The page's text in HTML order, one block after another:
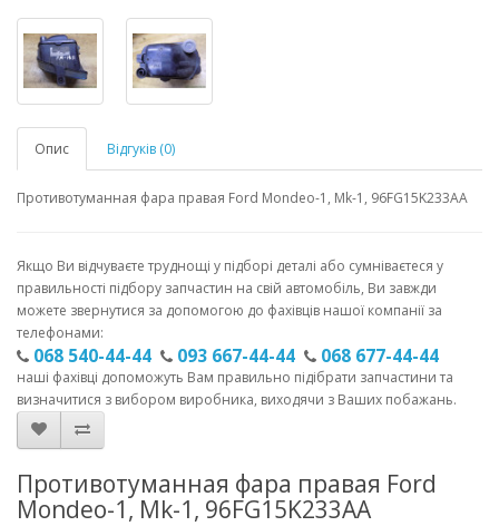
Опис Відгуків (0)
Противотуманная фара правая Ford Mondeo-1, Mk-1, 96FG15K233AA
Якщо Ви відчуваєте труднощі у підборі деталі або сумніваєтеся у
правильності підбору запчастин на свій автомобіль, Ви завжди
можете звернутися за допомогою до фахівців нашої компанії за
телефонами:
068 540-44-44 093 667-44-44 068 677-44-44
наші фахівці допоможуть Вам правильно підібрати запчастини та
визначитися з вибором виробника, виходячи з Ваших побажань.
Противотуманная фара правая Ford
Mondeo-1, Mk-1, 96FG15K233AA